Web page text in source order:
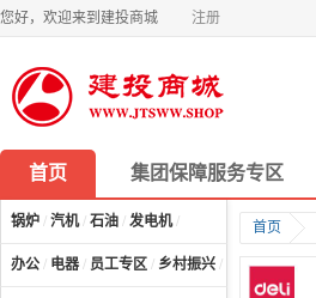
您好，欢迎来到建投商城 注册
首页 集团保障服务专区
锅炉 / 汽机/ 石油 / 发电机/
办公 / 电器 / 员工专区 / 乡村振兴 / 计算机及配件
首页